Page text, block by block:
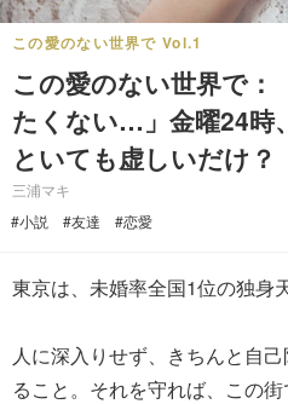
この愛のない世界で Vol.1
この愛のない世界で：
たくない…」金曜24時
といても虚しいだけ？
三浦マキ
#小説
#友達 #恋愛
東京は、未婚率全国1位の独身天
人に深入りせず、きちんと自
ること。それを守れば、この